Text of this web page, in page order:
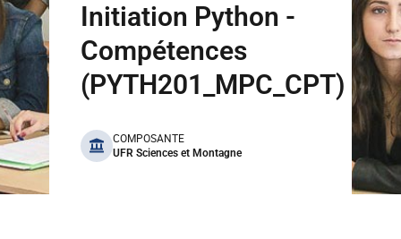
Initiation Python -
Compétences
(PYTH201_MPC_CPT)
benefits
COMPOSANTE
UFR Sciences et Montagne